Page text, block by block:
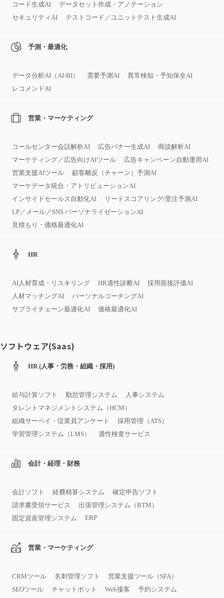
コード生成AI
データセット作成・アノテーション
セキュリティAI
テストコード／ユニットテスト生成AI
予測・最適化
データ分析AI（AI‑BI） 需要予測AI
異常検知・予知保全AI
レコメンドAI
営業・マーケティング
コールセンター会話解析AI 広告バナー生成AI
商談解析AI
マーケティング／広告向けAIツール
広告キャンペーン自動運用AI
営業支援AIツール
顧客離反（チャーン）予測AI
マーケデータ統合・アトリビューションAI
インサイドセールス自動化AI
リードスコアリング/受注予測AI
LP／メール／SNS パーソナライゼーションAI
見積もり・価格最適化AI
HR
AI人材育成・リスキリング HR適性診断AI
採用面接評価AI
人材マッチングAI
パーソナルコーチングAI
サプライチェーン最適化AI
価格最適化AI
ソフトウェア(Saas)
HR (人事・労務・組織・採用)
給与計算ソフト 勤怠管理システム
人事システム
タレントマネジメントシステム（HCM）
組織サーベイ・従業員アンケート
採用管理（ATS）
学習管理システム（LMS）
適性検査サービス
会計・経理・財務
会計ソフト 経費精算システム
確定申告ソフト
請求書受領サービス
出張管理システム（BTM）
固定資産管理システム
ERP
営業・マーケティング
CRMツール 名刺管理ソフト
営業支援ツール（SFA）
SEOツール
チャットボット Web接客
予約システム